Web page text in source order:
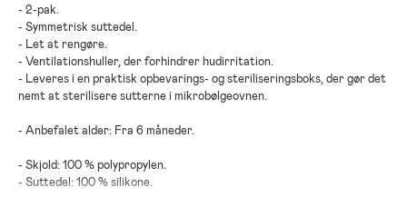
- 2-pak.
- Symmetrisk suttedel.
- Let at rengøre.
- Ventilationshuller, der forhindrer hudirritation.
- Leveres i en praktisk opbevarings- og steriliseringsboks, der gør det
nemt at sterilisere sutterne i mikrobølgeovnen.
- Anbefalet alder: Fra 6 måneder.
- Skjold: 100 % polypropylen.
- Suttedel: 100 % silikone.